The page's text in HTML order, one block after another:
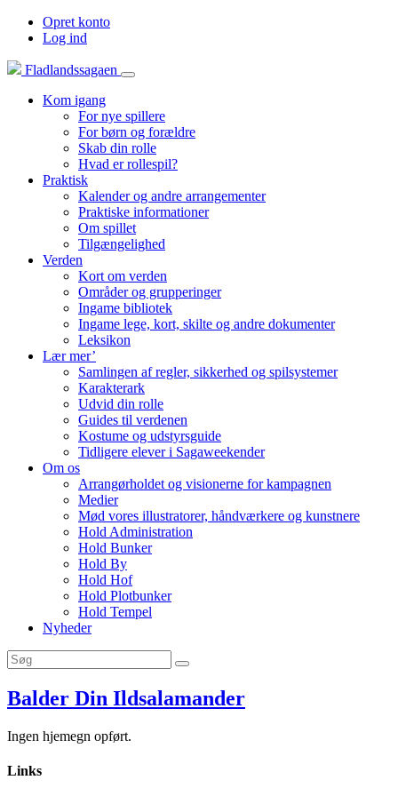
Opret konto
Log ind
Fladlandssagaen
Kom igang
For nye spillere
For børn og forældre
Skab din rolle
Hvad er rollespil?
Praktisk
Kalender og andre arrangementer
Praktiske informationer
Om spillet
Tilgængelighed
Verden
Kort om verden
Områder og grupperinger
Ingame bibliotek
Ingame lege, kort, skilte og andre dokumenter
Leksikon
Lær mer’
Samlingen af regler, sikkerhed og spilsystemer
Karakterark
Udvid din rolle
Guides til verdenen
Kostume og udstyrsguide
Tidligere elever i Sagaweekender
Om os
Arrangørholdet og visionerne for kampagnen
Medier
Mød vores illustratorer, håndværkere og kunstnere
Hold Administration
Hold Bunker
Hold By
Hold Hof
Hold Plotbunker
Hold Tempel
Nyheder
Balder Din Ildsalamander
Ingen hjemegn opført.
Links